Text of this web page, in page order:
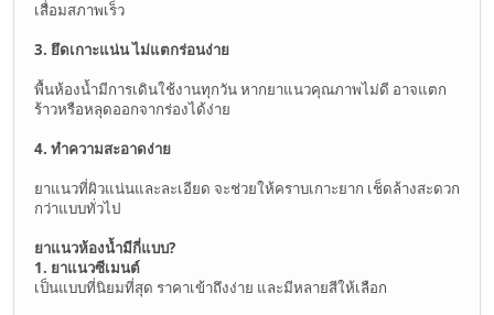
เสื่อมสภาพเร็ว
3. ยึดเกาะแน่น ไม่แตกร่อนง่าย
พื้นห้องน้ำมีการเดินใช้งานทุกวัน หากยาแนวคุณภาพไม่ดี อาจแตก
ร้าวหรือหลุดออกจากร่องได้ง่าย
4. ทำความสะอาดง่าย
ยาแนวที่ผิวแน่นและละเอียด จะช่วยให้คราบเกาะยาก เช็ดล้างสะดวก
กว่าแบบทั่วไป
ยาแนวห้องน้ำมีกี่แบบ?
1. ยาแนวซีเมนต์
เป็นแบบที่นิยมที่สุด ราคาเข้าถึงง่าย และมีหลายสีให้เลือก